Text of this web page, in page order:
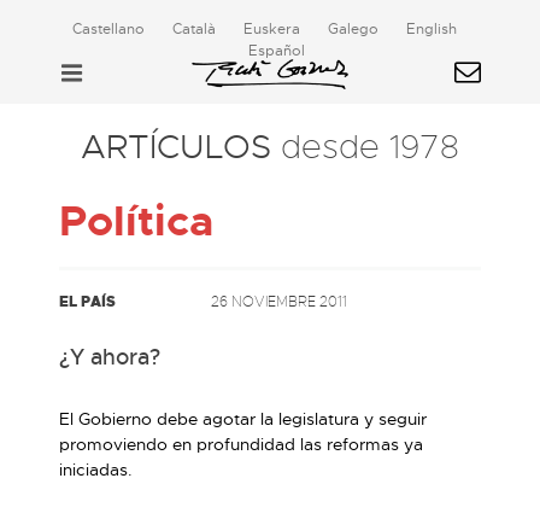
Castellano Català Euskera Galego
English
Español
ARTÍCULOS desde 1978
Política
EL PAÍS 26 NOVIEMBRE 2011
¿Y ahora?
El Gobierno debe agotar la legislatura y seguir
promoviendo en profundidad las reformas ya
iniciadas.